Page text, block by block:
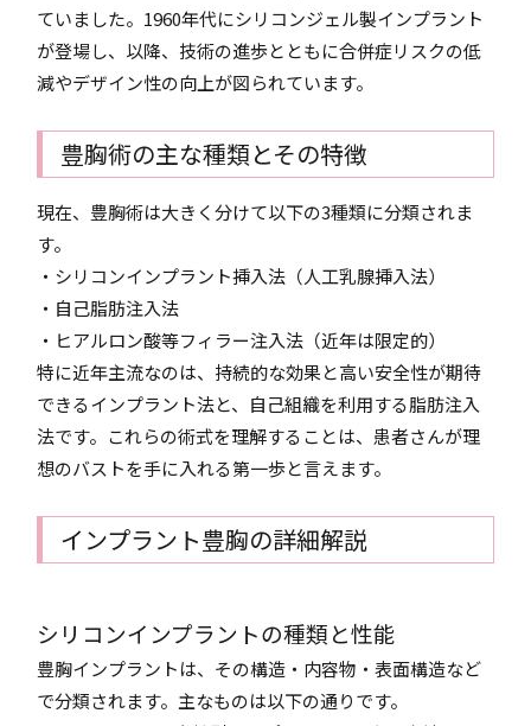
ていました。1960年代にシリコンジェル製インプラント
が登場し、以降、技術の進歩とともに合併症リスクの低
減やデザイン性の向上が図られています。
豊胸術の主な種類とその特徴
現在、豊胸術は大きく分けて以下の3種類に分類されま
す。
・シリコンインプラント挿入法（人工乳腺挿入法）
・自己脂肪注入法
・ヒアルロン酸等フィラー注入法（近年は限定的）
特に近年主流なのは、持続的な効果と高い安全性が期待
できるインプラント法と、自己組織を利用する脂肪注入
法です。これらの術式を理解することは、患者さんが理
想のバストを手に入れる第一歩と言えます。
インプラント豊胸の詳細解説
シリコンインプラントの種類と性能
豊胸インプラントは、その構造・内容物・表面構造など
で分類されます。主なものは以下の通りです。